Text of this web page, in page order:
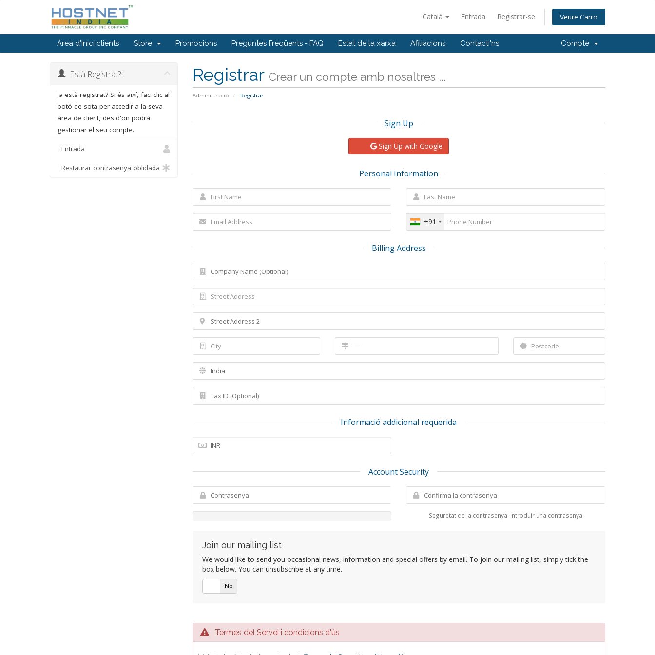
Català Entrada Registrar-se Veure Carro
Àrea d'Inici clients Store Promocions Preguntes Freqüents - FAQ Estat de la xarxa Afiliacions Contacti'ns Compte
Registrar Crear un compte amb nosaltres ...
Administració Registrar
Està Registrat?:
Ja està registrat? Si és així, faci clic al
botó de sota per accedir a la seva
àrea de client, des d'on podrà
gestionar el seu compte.
Entrada
Restaurar contrasenya oblidada
Sign Up
Sign Up with Google
Personal Information
+91
Billing Address
Informació addicional requerida
Account Security
Seguretat de la contrasenya: Introduir una contrasenya
Join our mailing list
We would like to send you occasional news, information and special offers by email. To join our mailing list, simply tick the
box below. You can unsubscribe at any time.
No
Termes del Servei i condicions d'ús